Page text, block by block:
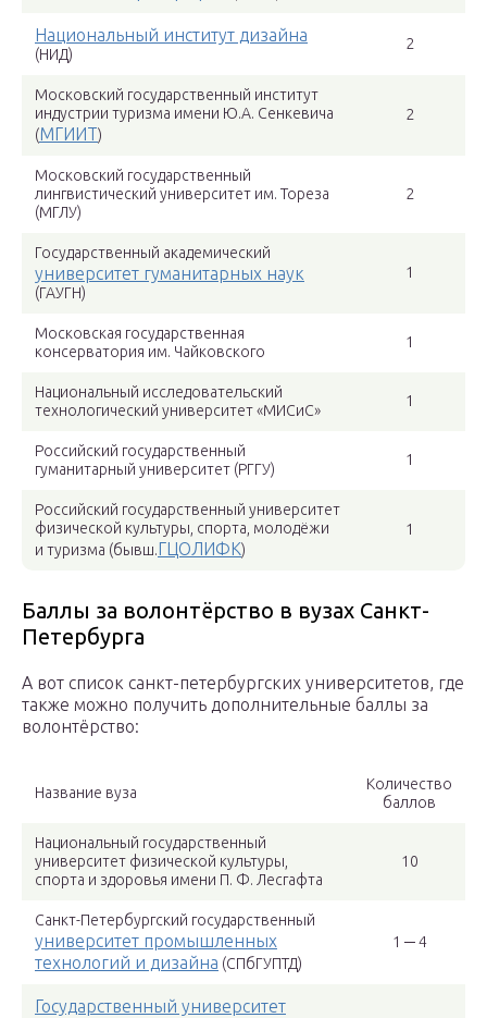
Национальный институт дизайна
(НИД)
2
Московский государственный институт
индустрии туризма имени Ю.А. Сенкевича
(МГИИТ)
2
Московский государственный
лингвистический университет им. Тореза
(МГЛУ)
2
Государственный академический
университет гуманитарных наук
(ГАУГН)
1
Московская государственная
консерватория им. Чайковского
1
Национальный исследовательский
технологический университет «МИСиС»
1
Российский государственный
гуманитарный университет (РГГУ)
1
Российский государственный университет
физической культуры, спорта, молодёжи
и туризма (бывш.ГЦОЛИФК)
1
Баллы за волонтёрство в вузах Санкт-
Петербурга
А вот список санкт-петербургских университетов, где
также можно получить дополнительные баллы за
волонтёрство:
Название вуза
Количество
баллов
Национальный государственный
университет физической культуры,
спорта и здоровья имени П. Ф. Лесгафта
10
Санкт-Петербургский государственный
университет промышленных
технологий и дизайна (СПбГУПТД)
1 ─ 4
Государственный университет